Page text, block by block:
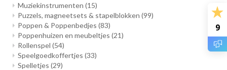
9
Muziekinstrumenten (15)
Puzzels, magneetsets & stapelblokken (99)
Poppen & Poppenbedjes (83)
Poppenhuizen en meubeltjes (21)
Rollenspel (54)
Speelgoedkoffertjes (33)
Spelletjes (29)